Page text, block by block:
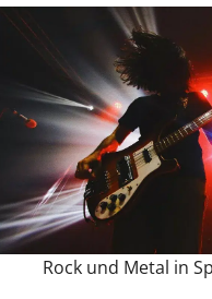
Rock und Metal in